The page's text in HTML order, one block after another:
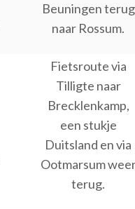
Beuningen terug
naar Rossum.
Fietsroute via
Tilligte naar
Brecklenkamp,
een stukje
Duitsland en via
Ootmarsum
terug.